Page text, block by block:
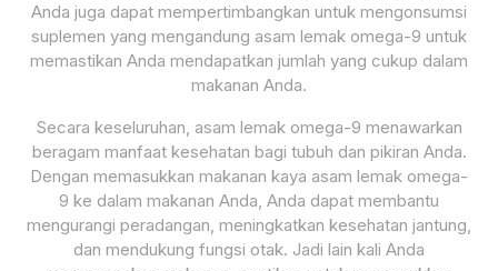
Anda juga dapat mempertimbangkan untuk mengonsumsi
suplemen yang mengandung asam lemak omega-9 untuk
memastikan Anda mendapatkan jumlah yang cukup dalam
makanan Anda.
Secara keseluruhan, asam lemak omega-9 menawarkan
beragam manfaat kesehatan bagi tubuh dan pikiran Anda.
Dengan memasukkan makanan kaya asam lemak omega-
9 ke dalam makanan Anda, Anda dapat membantu
mengurangi peradangan, meningkatkan kesehatan jantung,
dan mendukung fungsi otak. Jadi lain kali Anda